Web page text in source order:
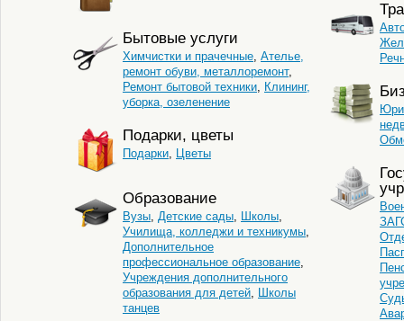
Бытовые услуги
Химчистки и прачечные, Ателье,
ремонт обуви, металлоремонт,
Ремонт бытовой техники, Клининг,
уборка, озеленение
Подарки, цветы
Подарки, Цветы
Образование
Вузы, Детские сады, Школы,
Училища, колледжи и техникумы,
Дополнительное
профессиональное образование,
Учреждения дополнительного
образования для детей, Школы
танцев